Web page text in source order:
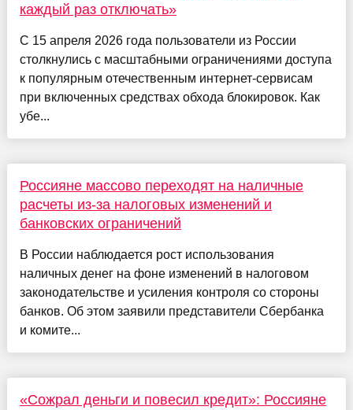
каждый раз отключать»
С 15 апреля 2026 года пользователи из России
столкнулись с масштабными ограничениями доступа
к популярным отечественным интернет-сервисам
при включенных средствах обхода блокировок. Как
убе...
Россияне массово переходят на наличные
расчеты из-за налоговых изменений и
банковских ограничений
В России наблюдается рост использования
наличных денег на фоне изменений в налоговом
законодательстве и усиления контроля со стороны
банков. Об этом заявили представители Сбербанка
и комите...
«Сожрал деньги и повесил кредит»: Россияне